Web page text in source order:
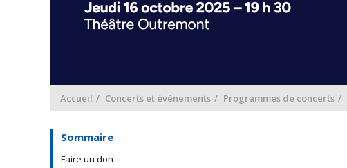
Accueil Concerts et événements Programmes de concerts
Sommaire
Faire un don